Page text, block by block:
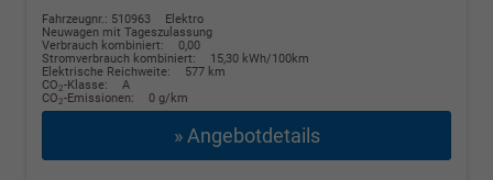
Fahrzeugnr.: 510963
Elektro
Neuwagen mit Tageszulassung
Verbrauch kombiniert:
0,00
Stromverbrauch kombiniert:
15,30 kWh/100km
Elektrische Reichweite:
577 km
CO2-Klasse:
A
CO2-Emissionen: 0 g/km
» Angebotdetails